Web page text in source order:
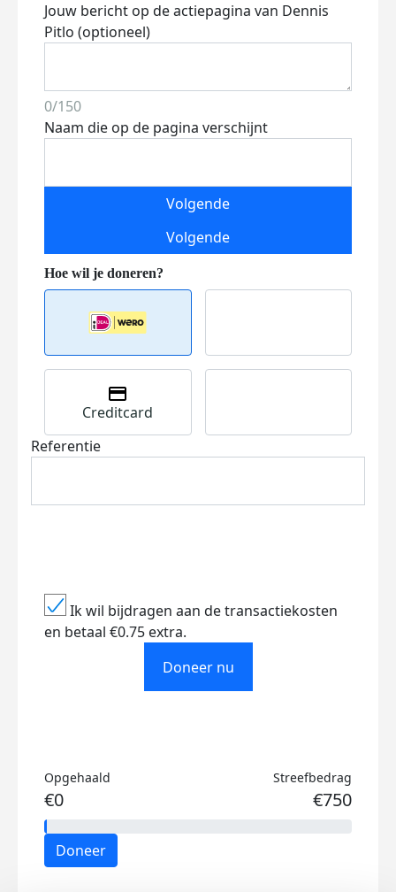
Jouw bericht op de actiepagina van Dennis
Pitlo (optioneel)
0/150
Naam die op de pagina verschijnt
Volgende
Volgende
Creditcard
Referentie
Ik wil bijdragen aan de transactiekosten
en betaal €0.75 extra.
Doneer nu
Opgehaald
€0
Streefbedrag
€750
Doneer